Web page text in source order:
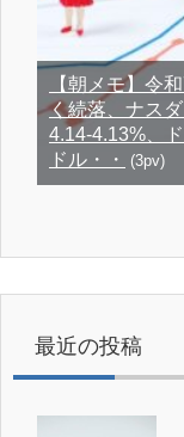
【朝メモ】令
く続落、ナス
4.14-4.13%、
ドル・・
(3pv)
最近の投稿